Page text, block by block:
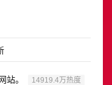
站。 14919.4万热度